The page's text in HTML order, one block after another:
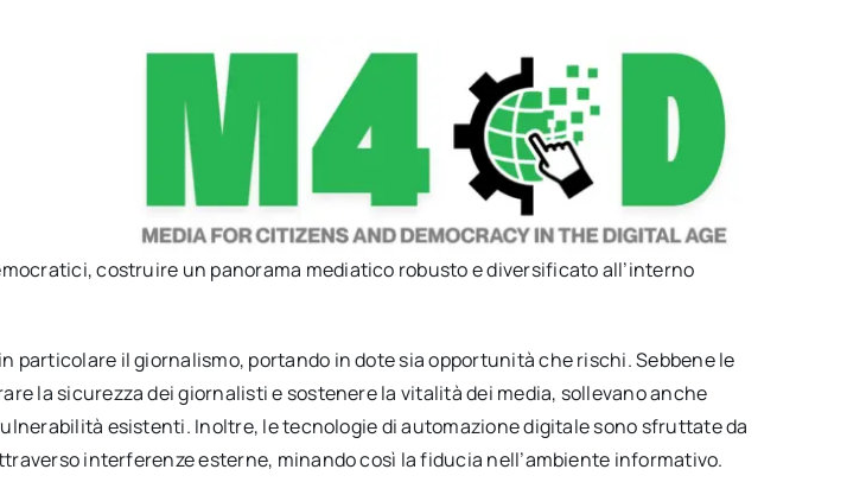
costruire un panorama mediatico robusto e diversificato all’interno
il giornalismo, portando in dote sia opportunità che rischi. Sebbene le
la sicurezza dei giornalisti e sostenere la vitalità dei media, sollevano anche
esistenti. Inoltre, le tecnologie di automazione digitale sono sfruttate da
interferenze esterne, minando così la fiducia nell’ambiente informativo.